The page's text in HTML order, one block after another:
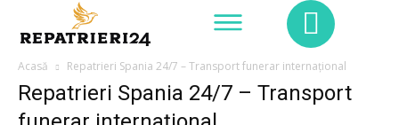
Acasă Repatrieri Spania 24/7 – Transport funerar internațional
Repatrieri Spania 24/7 – Transport